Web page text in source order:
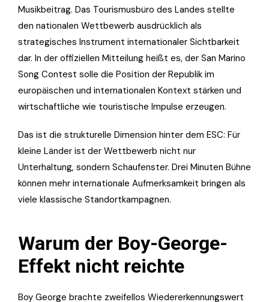
Musikbeitrag. Das Tourismusbüro des Landes stellte
den nationalen Wettbewerb ausdrücklich als
strategisches Instrument internationaler Sichtbarkeit
dar. In der offiziellen Mitteilung heißt es, der San Marino
Song Contest solle die Position der Republik im
europäischen und internationalen Kontext stärken und
wirtschaftliche wie touristische Impulse erzeugen.
Das ist die strukturelle Dimension hinter dem ESC: Für
kleine Länder ist der Wettbewerb nicht nur
Unterhaltung, sondern Schaufenster. Drei Minuten Bühne
können mehr internationale Aufmerksamkeit bringen als
viele klassische Standortkampagnen.
Warum der Boy-George-
Effekt nicht reichte
Boy George brachte zweifellos Wiedererkennungswert